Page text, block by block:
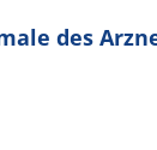
des